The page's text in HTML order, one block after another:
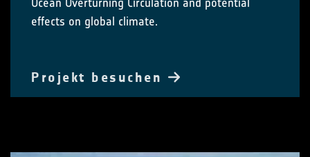
effects on global climate.
Projekt besuchen